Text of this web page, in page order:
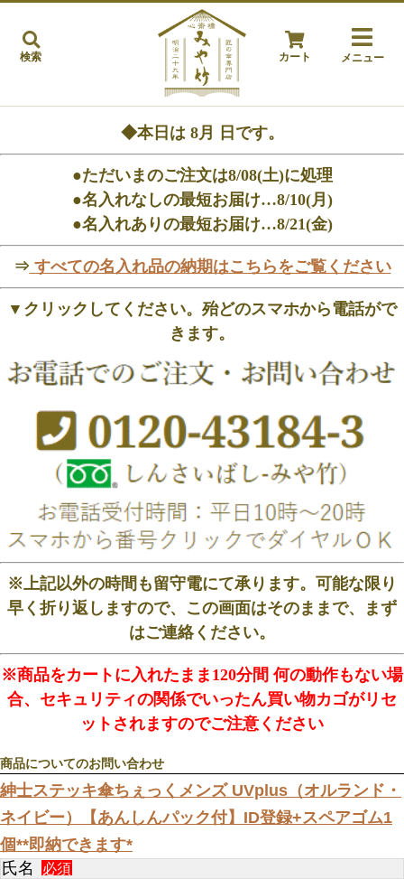
検索 カート メニュー
◆本日は 8月 日です。
●ただいまのご注文は8/08(土)に処理
●名入れなしの最短お届け…8/10(月)
●名入れありの最短お届け…8/21(金)
⇒すべての名入れ品の納期はこちらをご覧ください
▼クリックしてください。殆どのスマホから電話がで
きます。
※上記以外の時間も留守電にて承ります。可能な限り
早く折り返しますので、この画面はそのままで、まず
はご連絡ください。
※商品をカートに入れたまま120分間 何の動作もない場
合、セキュリティの関係でいったん買い物カゴがリセ
ットされますのでご注意ください
商品についてのお問い合わせ
紳士ステッキ傘ちぇっくメンズ UVplus（オルランド・
ネイビー）【あんしんパック付】ID登録+スペアゴム1
個**即納できます*
氏名
必須